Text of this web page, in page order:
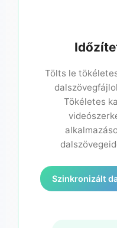
Tölts le
Tökéletes
Szinkronizált